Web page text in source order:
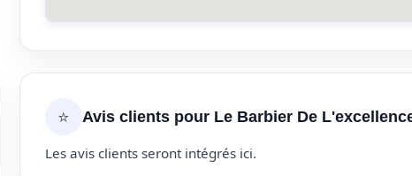
⭐ Avis clients pour Le Barbier De
Les avis clients seront intégrés ici.